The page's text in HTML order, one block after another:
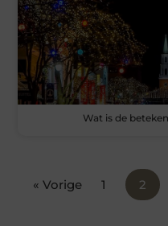
Wat is de
« Vorige 1 2